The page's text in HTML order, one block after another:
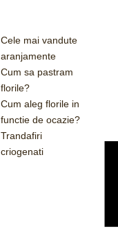
Cele mai vandute
aranjamente
Cum sa pastram
florile?
Cum aleg florile in
functie de ocazie?
Trandafiri
criogenati